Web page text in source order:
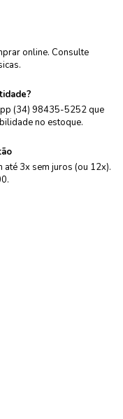
online. Consulte
(34) 98435-5252 que
no estoque.
3x sem juros (ou 12x).